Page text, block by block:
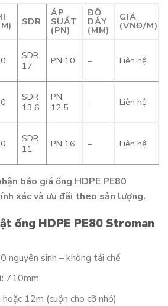
SDR
ÁP
SUẤT
(PN)
ĐỘ
DÀY
(MM)
GIÁ
(VNĐ/M)
SDR
17
PN 10 – Liên hệ
SDR
13.6
PN
12.5
– Liên hệ
SDR
11
PN 16 – Liên hệ
báo giá ống HDPE PE80
xác và ưu đãi theo sản lượng.
ống HDPE PE80 Stroman
nguyên sinh – không tái chế
710mm
12m (cuộn cho cỡ nhỏ)